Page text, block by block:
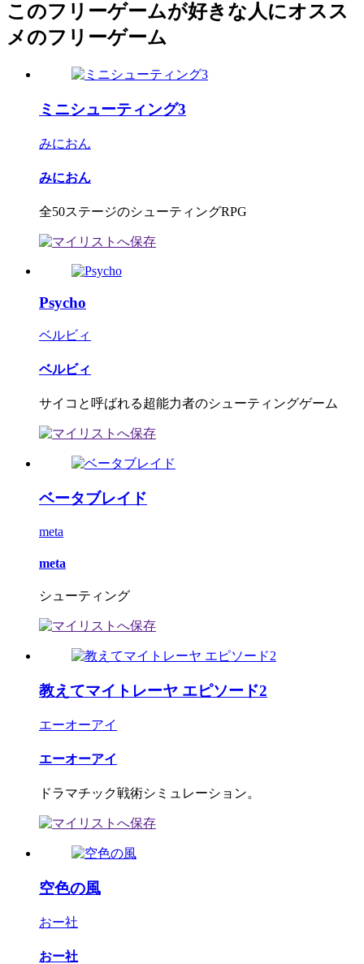
このフリーゲームが好きな人にオスス
メのフリーゲーム
ミニシューティング3
みにおん
みにおん
全50ステージのシューティングRPG
Psycho
ベルビィ
ベルビィ
サイコと呼ばれる超能力者のシューティングゲーム
ベータブレイド
meta
meta
シューティング
教えてマイトレーヤ エピソード2
エーオーアイ
エーオーアイ
ドラマチック戦術シミュレーション。
空色の風
おー社
おー社